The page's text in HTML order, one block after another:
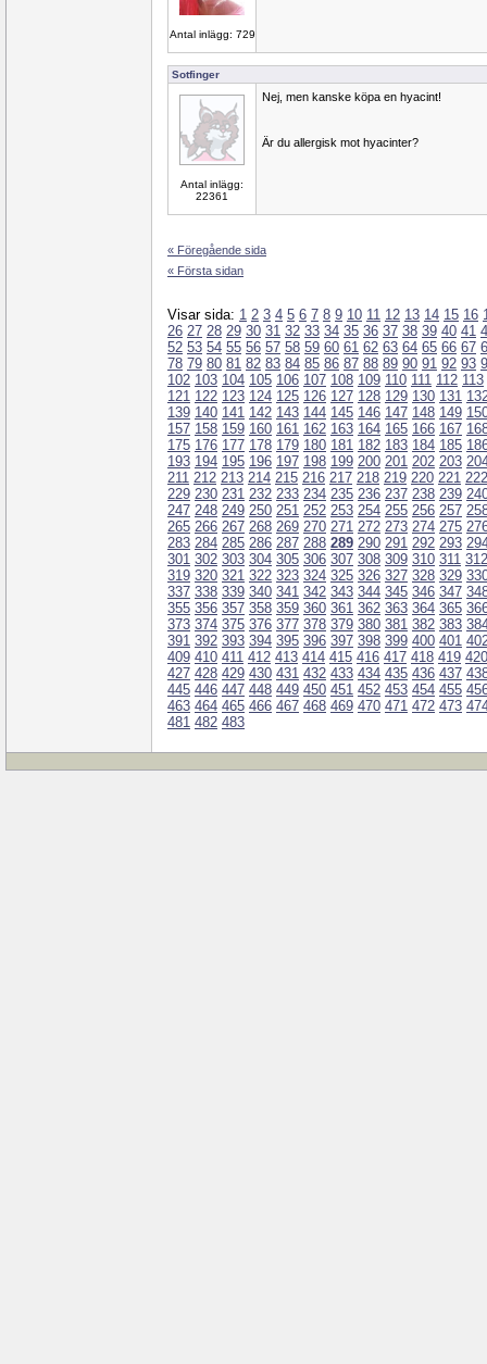
Antal inlägg: 729
Sotfinger
Antal inlägg:
22361
Nej, men kanske köpa en hyacint!
Är du allergisk mot hyacinter?
« Föregående sida
« Första sidan
Visar sida: 1 2 3 4 5 6 7 8 9 10 11 12 13 14 15 16
26 27 28 29 30 31 32 33 34 35 36 37 38 39 40 41
52 53 54 55 56 57 58 59 60 61 62 63 64 65 66 67
78 79 80 81 82 83 84 85 86 87 88 89 90 91 92 93
102 103 104 105 106 107 108 109 110 111 112 113
121 122 123 124 125 126 127 128 129 130 131
139 140 141 142 143 144 145 146 147 148 149
157 158 159 160 161 162 163 164 165 166 167
175 176 177 178 179 180 181 182 183 184 185
193 194 195 196 197 198 199 200 201 202 203
211 212 213 214 215 216 217 218 219 220 221 222
229 230 231 232 233 234 235 236 237 238 239
247 248 249 250 251 252 253 254 255 256 257
265 266 267 268 269 270 271 272 273 274 275
283 284 285 286 287 288 289 290 291 292 293
301 302 303 304 305 306 307 308 309 310 311 312
319 320 321 322 323 324 325 326 327 328 329
337 338 339 340 341 342 343 344 345 346 347
355 356 357 358 359 360 361 362 363 364 365
373 374 375 376 377 378 379 380 381 382 383
391 392 393 394 395 396 397 398 399 400 401
409 410 411 412 413 414 415 416 417 418 419 420
427 428 429 430 431 432 433 434 435 436 437
445 446 447 448 449 450 451 452 453 454 455
463 464 465 466 467 468 469 470 471 472 473
481 482 483